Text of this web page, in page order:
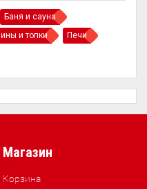
Баня и сауна
и топки
Печи
Магазин
Корзина